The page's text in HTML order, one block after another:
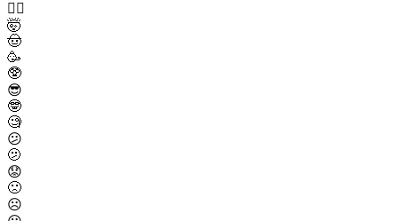
😵‍💫
🤯
🤠
🥳
🥸
😎
🤓
🧐
😕
🫤
😟
🙁
☹️